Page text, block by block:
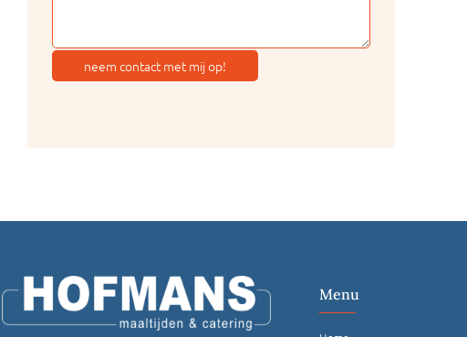
neem contact met mij op!
Menu